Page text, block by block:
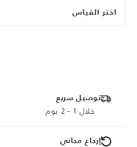
اختر القياس
توصيل سريع
خلال 1 - 2 يوم
إرجاع مجاني